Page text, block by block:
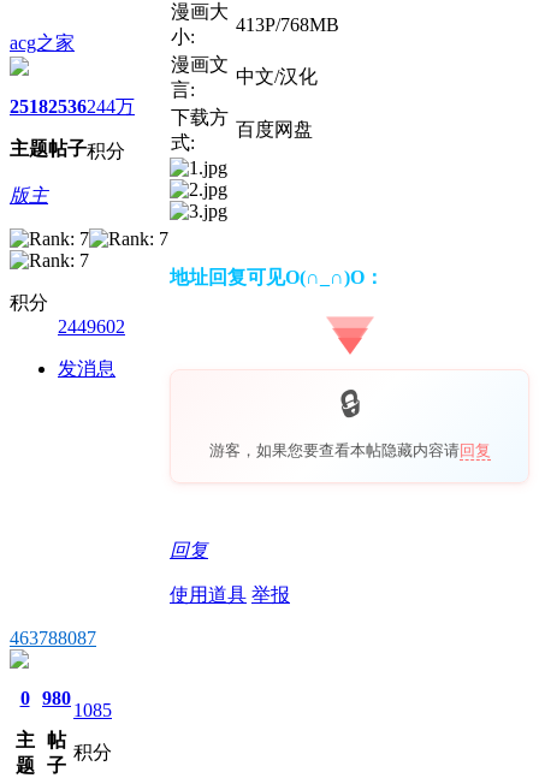
acg之家
2518
主题
2536
帖子
244万
积分
版主
积分
2449602
发消息
漫画大
小:
413P/768MB
漫画文
言:
中文/汉化
下载方
式:
百度网盘
地址回复可见O(∩_∩)O：
游客，如果您要查看本帖隐藏内容请回复
回复
使用道具 举报
463788087
0
主
题
980
帖
子
1085
积分